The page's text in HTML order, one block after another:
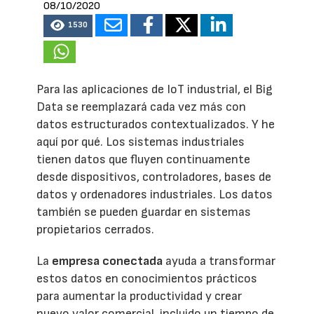
08/10/2020
1530
Para las aplicaciones de IoT industrial, el Big
Data se reemplazará cada vez más con
datos estructurados contextualizados. Y he
aquí por qué. Los sistemas industriales
tienen datos que fluyen continuamente
desde dispositivos, controladores, bases de
datos y ordenadores industriales. Los datos
también se pueden guardar en sistemas
propietarios cerrados.
La empresa conectada ayuda a transformar
estos datos en conocimientos prácticos
para aumentar la productividad y crear